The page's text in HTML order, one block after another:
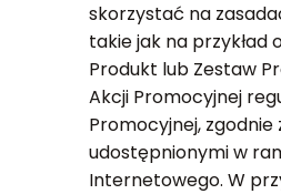
skorzystać na
takie jak na przykład
Produkt lub Zestaw
Akcji Promocyjnej
Promocyjnej,
udostępnionymi w
Internetowego. W